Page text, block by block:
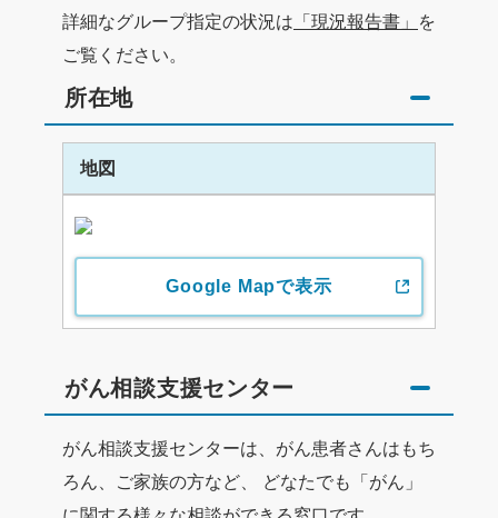
詳細なグループ指定の状況は 「現況報告書」
を
ご覧ください。
所在地
地図
Google Mapで表示
がん相談支援センター
がん相談支援センターは、がん患者さんはもち
ろん、ご家族の方など、 どなたでも「がん」